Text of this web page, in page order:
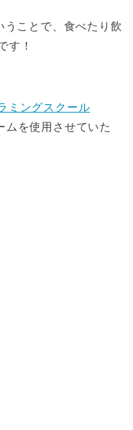
うことで、食べたり飲
す！
ミングスクール
ムを使用させていた